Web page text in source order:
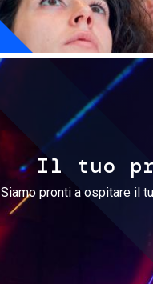
Il tuo
Siamo pronti a ospitare il